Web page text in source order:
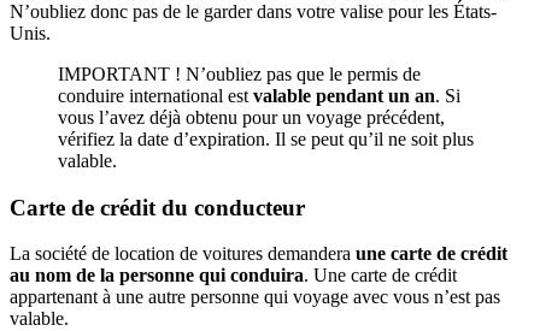
N’oubliez donc pas de le garder dans votre valise pour les États-
Unis.
IMPORTANT ! N’oubliez pas que le permis de
conduire international est valable pendant un an. Si
vous l’avez déjà obtenu pour un voyage précédent,
vérifiez la date d’expiration. Il se peut qu’il ne soit plus
valable.
Carte de crédit du conducteur
La société de location de voitures demandera une carte de crédit
au nom de la personne qui conduira. Une carte de crédit
appartenant à une autre personne qui voyage avec vous n’est pas
valable.